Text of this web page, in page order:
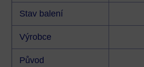
Stav balení
Výrobce
Původ